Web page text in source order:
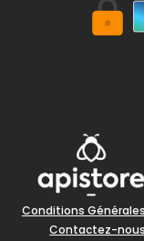
Conditions
Contactez-nous